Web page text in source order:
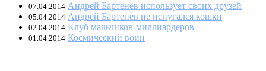
07.04.2014 Андрей Бартенев использует своих друзей
05.04.2014 Андрей Бартенев не испугался кошки
02.04.2014 Клуб мальчиков-миллиардеров
01.04.2014 Космический воин